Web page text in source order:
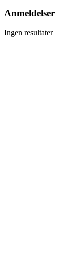
Anmeldelser
Ingen resultater